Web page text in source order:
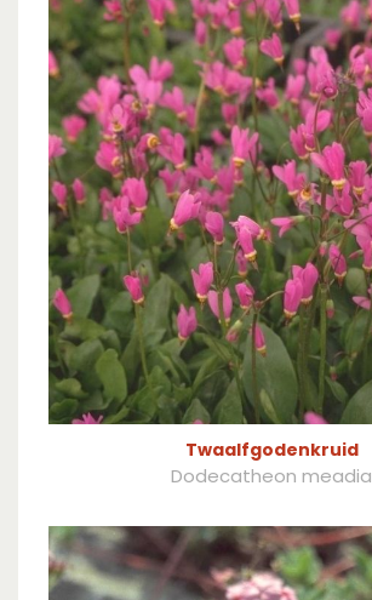
Twaalfgodenkruid
Dodecatheon meadia